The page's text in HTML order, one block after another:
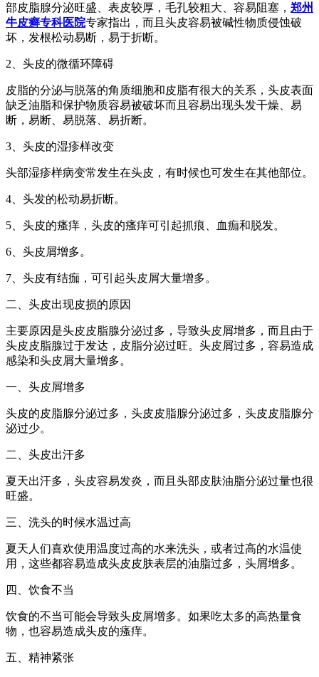
部皮脂腺分泌旺盛、表皮较厚，毛孔较粗大、容易阻塞， 郑州
牛皮癣专科医院专家指出，而且头皮容易被碱性物质侵蚀破
坏，发根松动易断，易于折断。
2、头皮的微循环障碍
皮脂的分泌与脱落的角质细胞和皮脂有很大的关系，头皮表面
缺乏油脂和保护物质容易被破坏而且容易出现头发干燥、易
断，易断、易脱落、易折断。
3、头皮的湿疹样改变
头部湿疹样病变常发生在头皮，有时候也可发生在其他部位。
4、头发的松动易折断。
5、头皮的瘙痒，头皮的瘙痒可引起抓痕、血痂和脱发。
6、头皮屑增多。
7、头皮有结痂，可引起头皮屑大量增多。
二、头皮出现皮损的原因
主要原因是头皮皮脂腺分泌过多，导致头皮屑增多，而且由于
头皮皮脂腺过于发达，皮脂分泌过旺。头皮屑过多，容易造成
感染和头皮屑大量增多。
一、头皮屑增多
头皮的皮脂腺分泌过多，头皮皮脂腺分泌过多，头皮皮脂腺分
泌过少。
二、头皮出汗多
夏天出汗多，头皮容易发炎，而且头部皮肤油脂分泌过量也很
旺盛。
三、洗头的时候水温过高
夏天人们喜欢使用温度过高的水来洗头，或者过高的水温使
用，这些都容易造成头皮皮肤表层的油脂过多，头屑增多。
四、饮食不当
饮食的不当可能会导致头皮屑增多。如果吃太多的高热量食
物，也容易造成头皮的瘙痒。
五、精神紧张